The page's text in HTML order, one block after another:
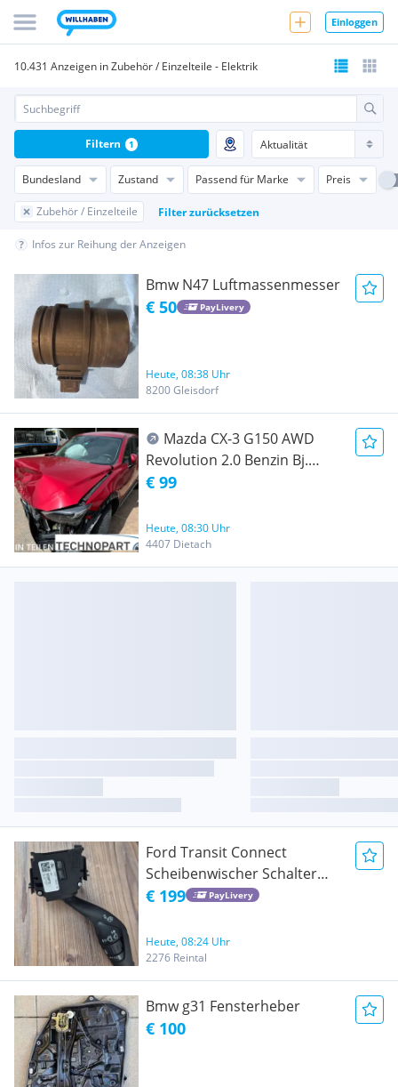
Einloggen
10.431 Anzeigen in Zubehör / Einzelteile - Elektrik
Bundesland Zustand Passend für Marke Preis
Zubehör / Einzelteile Filter zurücksetzen
Filtern 1
Infos zur Reihung der Anzeigen
Bmw N47 Luftmassenmesser
€ 50 PayLivery
Heute, 08:38 Uhr
8200 Gleisdorf
Mazda CX-3 G150 AWD
Revolution 2.0 Benzin Bj.
2015 - 24073 - IN TEILEN ZU
€ 99
Heute, 08:30 Uhr
4407 Dietach
Ford Transit Connect
Scheibenwischer Schalter
rechts
€ 199 PayLivery
Heute, 08:24 Uhr
2276 Reintal
Bmw g31 Fensterheber
€ 100